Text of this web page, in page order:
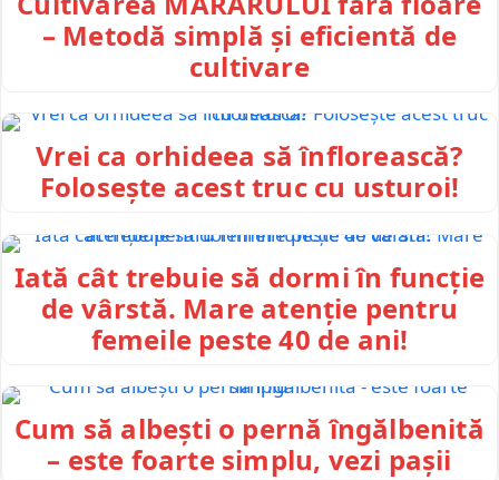
– Metodă simplă și eficientă de
cultivare
Vrei ca orhideea să înflorească?
Folosește acest truc cu usturoi!
Iată cât trebuie să dormi în funcție
de vârstă. Mare atenție pentru
femeile peste 40 de ani!
Cum să albești o pernă îngălbenită
– este foarte simplu, vezi pașii